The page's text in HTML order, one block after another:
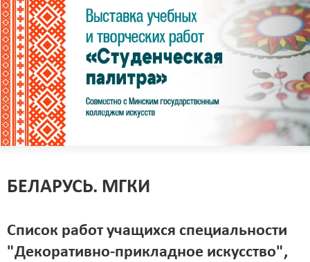
БЕЛАРУСЬ. МГКИ
Список работ учащихся специальности
"Декоративно-прикладное искусство",